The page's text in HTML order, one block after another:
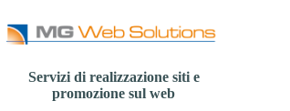
Servizi di realizzazione siti e
promozione sul web